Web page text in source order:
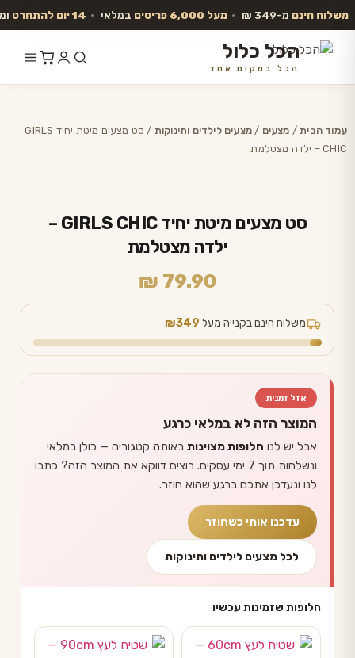
משלוח חינם מ-349 ₪ • מעל 6,000 פריטים במלאי • 14 יום להתחרט
הכל כלול
הכל במקום אחד
עמוד הבית/ מצעים /מצעים לילדים ותינוקות
/ סט מצעים מיטת יחיד GIRLS
CHIC – ילדה מצטלמת
סט מצעים מיטת יחיד GIRLS CHIC –
ילדה מצטלמת
₪ 79.90
משלוח חינם בקנייה מעל ₪349
אזל זמנית
המוצר הזה לא במלאי כרגע
אבל יש לנו חלופות מצוינות באותה קטגוריה — כולן במלאי
ונשלחות תוך 7 ימי עסקים. רוצים דווקא את המוצר הזה? כתבו
לנו ונעדכן אתכם ברגע שהוא חוזר.
עדכנו אותי כשחוזר
לכל מצעים לילדים ותינוקות
חלופות שזמינות עכשיו